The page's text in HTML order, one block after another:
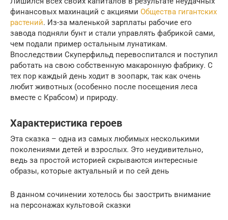
финансовых махинаций с акциями Общества гигантских
растений. Из-за маленькой зарплаты рабочие его
завода подняли бунт и стали управлять фабрикой сами,
чем подали пример остальным лунатикам.
Впоследствии Скуперфильд перевоспитался и поступил
работать на свою собственную макаронную фабрику. С
тех пор каждый день ходит в зоопарк, так как очень
любит животных (особенно после посещения леса
вместе с Крабсом) и природу.
Характеристика героев
Эта сказка – одна из самых любимых несколькими
поколениями детей и взрослых. Это неудивительно,
ведь за простой историей скрываются интересные
образы, которые актуальный и по сей день
В данном сочинении хотелось бы заострить внимание
на персонажах культовой сказки